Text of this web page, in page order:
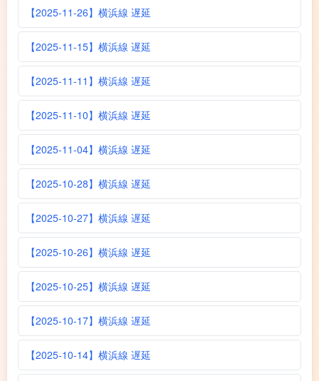
【2025-11-26】横浜線 遅延
【2025-11-15】横浜線 遅延
【2025-11-11】横浜線 遅延
【2025-11-10】横浜線 遅延
【2025-11-04】横浜線 遅延
【2025-10-28】横浜線 遅延
【2025-10-27】横浜線 遅延
【2025-10-26】横浜線 遅延
【2025-10-25】横浜線 遅延
【2025-10-17】横浜線 遅延
【2025-10-14】横浜線 遅延